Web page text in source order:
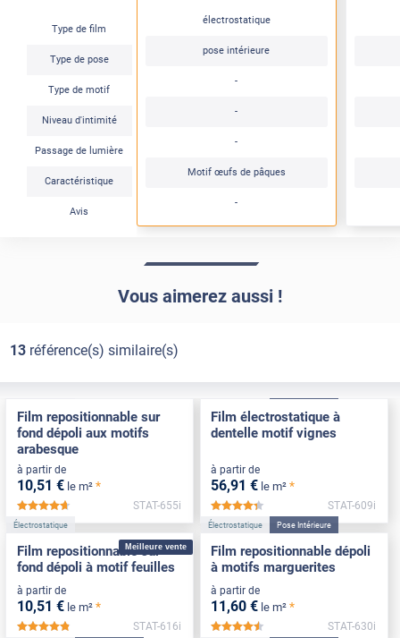
Type de film
Type de pose
Type de motif
Niveau d'intimité
Passage de lumière
Caractéristique
Avis
électrostatique
pose intérieure
-
-
-
Motif œufs de pâques
-
Vous aimerez aussi !
13référence(s) similaire(s)
Film repositionnable sur
fond dépoli aux motifs
arabesque
à partir de
10,51 € le m² *
*****
STAT-655i
Film électrostatique à
dentelle motif vignes
à partir de
56,91 € le m² *
*****
STAT-609i
Meilleure vente
Électrostatique
Film repositionnable sur
fond dépoli à motif feuilles
à partir de
10,51 € le m² *
*****
STAT-616i
Électrostatique Pose Intérieure
Film repositionnable dépoli
à motifs marguerites
à partir de
11,60 € le m² *
*****
STAT-630i